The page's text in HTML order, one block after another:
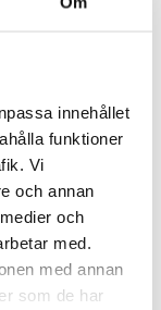
innehållet
funktioner
Vi
och annan
och
med.
med annan
som de har
med
maximal
på sin
Trots sin lätta
med